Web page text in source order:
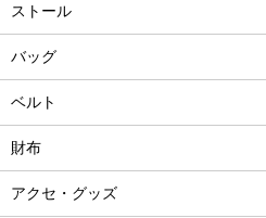
ストール
バッグ
ベルト
財布
アクセ・グッズ